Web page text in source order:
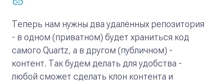
Теперь нам нужны два удалённых репозитория
- в одном (приватном) будет храниться код
самого Quartz, а в другом (публичном) -
контент. Так будем делать для удобства -
любой сможет сделать клон контента и